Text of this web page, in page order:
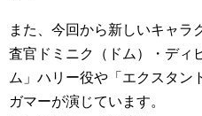
また、今回から新しいキャラ
査官ドミニク（ドム）・ディ
ム」ハリー役や「エクスタン
ガマーが演じています。